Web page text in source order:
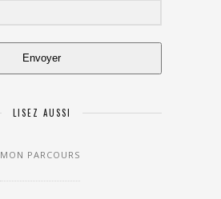
Envoyer
LISEZ AUSSI
MON PARCOURS